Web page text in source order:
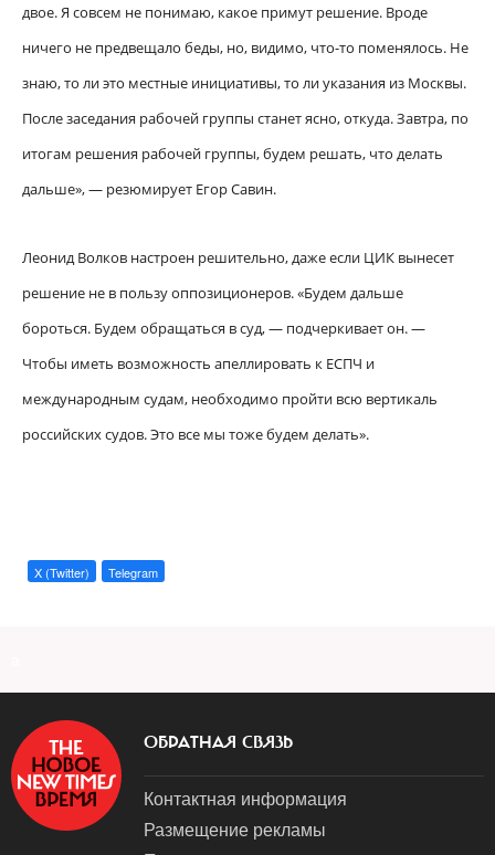
двое. Я совсем не понимаю, какое примут решение. Вроде
ничего не предвещало беды, но, видимо, что-то поменялось. Не
знаю, то ли это местные инициативы, то ли указания из Москвы.
После заседания рабочей группы станет ясно, откуда. Завтра, по
итогам решения рабочей группы, будем решать, что делать
дальше», — резюмирует Егор Савин.
Леонид Волков настроен решительно, даже если ЦИК вынесет
решение не в пользу оппозиционеров. «Будем дальше
бороться. Будем обращаться в суд, — подчеркивает он. —
Чтобы иметь возможность апеллировать к ЕСПЧ и
международным судам, необходимо пройти всю вертикаль
российских судов. Это все мы тоже будем делать».
X (Twitter) Telegram
ОБРАТНАЯ СВЯЗЬ
Контактная информация
Размещение рекламы